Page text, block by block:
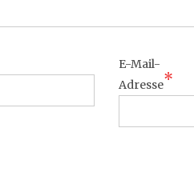
E-Mail-
Adresse*